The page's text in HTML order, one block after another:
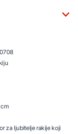
za ljubitelje rakije koji